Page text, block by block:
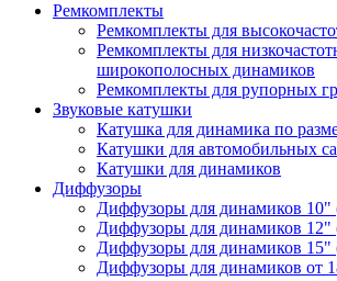
Ремкомплекты
Ремкомплекты для
Ремкомплекты для
широкополосных динамиков
Ремкомплекты для рупорных
Звуковые катушки
Катушка для динамика по
Катушки для автомобильных
Катушки для динамиков
Диффузоры
Диффузоры для динамиков 10"
Диффузоры для динамиков 12"
Диффузоры для динамиков 15"
Диффузоры для динамиков от